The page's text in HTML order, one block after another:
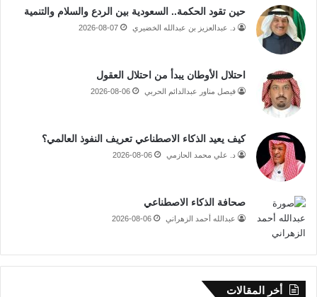
حين تقود الحكمة.. السعودية بين الردع والسلام والتنمية
د. عبدالعزيز بن عبدالله الخضيري 2026-08-07
احتلال الأوطان يبدأ من احتلال العقول
فيصل مناور عبدالدائم الحربي 2026-08-06
كيف يعيد الذكاء الاصطناعي تعريف النفوذ العالمي؟
د. علي محمد الحازمي 2026-08-06
صحافة الذكاء الاصطناعي
عبدالله أحمد الزهراني 2026-08-06
أخر المقالات